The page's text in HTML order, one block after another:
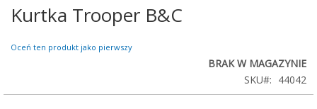
Kurtka Trooper B&C
Oceń ten produkt jako pierwszy
BRAK W MAGAZYNIE
SKU
44042
Przejdź
na
galerii